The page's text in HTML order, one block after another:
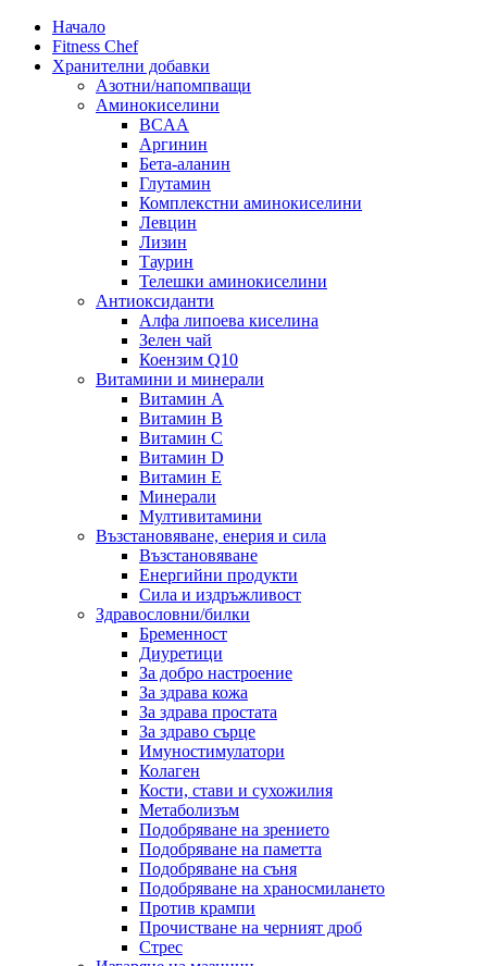
Начало
Fitness Chef
Хранителни добавки
Азотни/напомпващи
Аминокиселини
BCAA
Аргинин
Бета-аланин
Глутамин
Комплекстни аминокиселини
Левцин
Лизин
Таурин
Телешки аминокиселини
Антиоксиданти
Алфа липоева киселина
Зелен чай
Коензим Q10
Витамини и минерали
Витамин А
Витамин B
Витамин C
Витамин D
Витамин E
Минерали
Мултивитамини
Възстановяване, енерия и сила
Възстановяване
Енергийни продукти
Сила и издръжливост
Здравословни/билки
Бременност
Диуретици
За добро настроение
За здрава кожа
За здрава простата
За здраво сърце
Имуностимулатори
Колаген
Кости, стави и сухожилия
Метаболизъм
Подобряване на зрението
Подобряване на паметта
Подобряване на съня
Подобряване на храносмилането
Против крампи
Прочистване на черният дроб
Стрес